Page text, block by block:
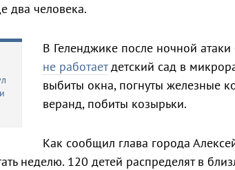
два человека.
В Геленджике после ночной
не работаетдетский сад в
выбиты окна, погнуты железные
веранд, побиты козырьки.
Как сообщил глава города
неделю. 120 детей распределят в